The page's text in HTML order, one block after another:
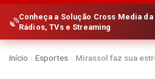
Conheça a Solução Cross Media
Rádios, TVs e Streaming
Início › Esportes › Mirassol faz sua